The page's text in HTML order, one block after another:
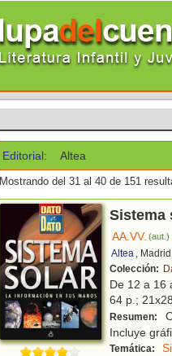
Editorial: Altea
Mostrando del 31 al 40 de 151
Sistema
AA.VV. (aut.)
Altea ,
Colección:
De 12 a 16
64 p.;
Resumen:
Incluye
Temática: